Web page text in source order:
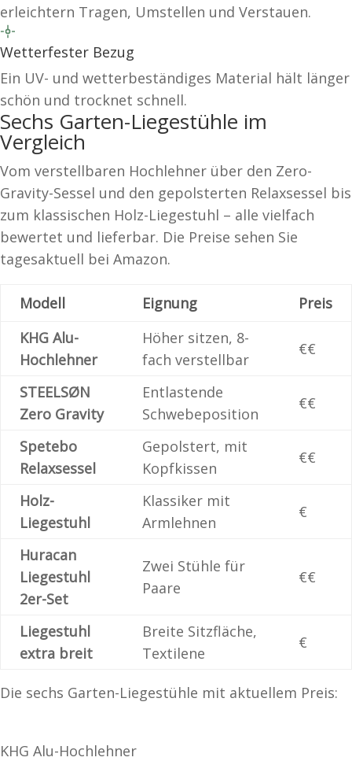
erleichtern Tragen, Umstellen und Verstauen.
Wetterfester Bezug
Ein UV- und wetterbeständiges Material hält länger
schön und trocknet schnell.
Sechs Garten-Liegestühle im
Vergleich
Vom verstellbaren Hochlehner über den Zero-
Gravity-Sessel und den gepolsterten Relaxsessel bis
zum klassischen Holz-Liegestuhl – alle vielfach
bewertet und lieferbar. Die Preise sehen Sie
tagesaktuell bei Amazon.
Modell Eignung
Preis
KHG Alu-
Hochlehner
Höher sitzen, 8-
fach verstellbar
€€
STEELSØN
Zero Gravity
Entlastende
Schwebeposition
€€
Spetebo
Relaxsessel
Gepolstert, mit
Kopfkissen
€€
Holz-
Liegestuhl
Klassiker mit
Armlehnen
€
Huracan
Liegestuhl
2er-Set
Zwei Stühle für
Paare
€€
Liegestuhl
extra breit
Breite Sitzfläche,
Textilene
€
Die sechs Garten-Liegestühle mit aktuellem Preis:
KHG Alu-Hochlehner